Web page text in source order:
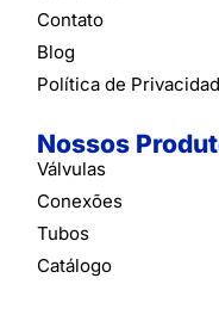
Contato
Blog
Política de
Nossos
Válvulas
Conexões
Tubos
Catálogo